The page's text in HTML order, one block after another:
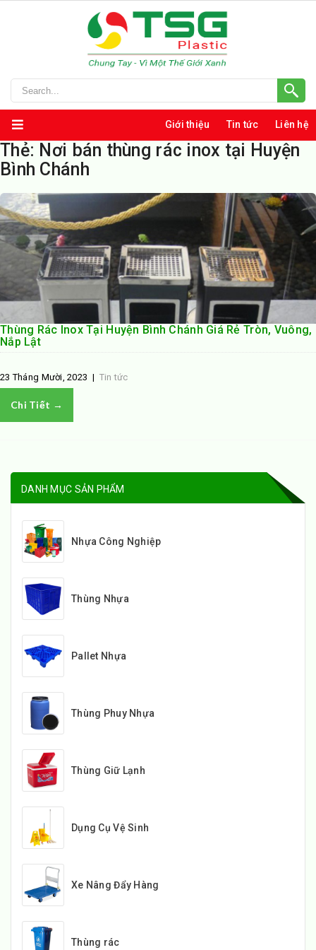
Giới thiệu Tin tức Liên hệ
Thẻ: Nơi bán thùng rác inox tại Huyện
Bình Chánh
Thùng Rác Inox Tại Huyện Bình Chánh Giá Rẻ Tròn, Vuông,
Nắp Lật
23 Tháng Mười, 2023 | Tin tức
Chi Tiết →
DANH MỤC SẢN PHẨM
Nhựa Công Nghiệp
Thùng Nhựa
Pallet Nhựa
Thùng Phuy Nhựa
Thùng Giữ Lạnh
Dụng Cụ Vệ Sinh
Xe Nâng Đẩy Hàng
Thùng rác